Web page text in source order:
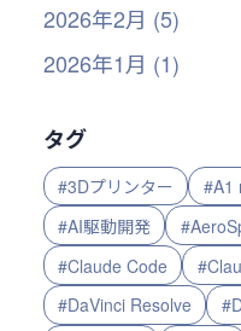
2026年2月 (5)
2026年1月 (1)
タグ
#3Dプリンター #A1
#AI駆動開発
#Claude Code
#DaVinci Resolve